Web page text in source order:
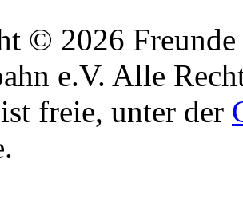
© 2026
e.V. Alle
ist freie, unter der